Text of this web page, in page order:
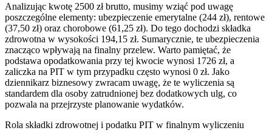
Analizując kwotę 2500 zł brutto, musimy wziąć pod uwagę
poszczególne elementy: ubezpieczenie emerytalne (244 zł), rentowe
(37,50 zł) oraz chorobowe (61,25 zł). Do tego dochodzi składka
zdrowotna w wysokości 194,15 zł. Sumarycznie, te ubezpieczenia
znacząco wpływają na finalny przelew. Warto pamiętać, że
podstawa opodatkowania przy tej kwocie wynosi 1726 zł, a
zaliczka na PIT w tym przypadku często wynosi 0 zł. Jako
dziennikarz biznesowy zwracam uwagę, że te wyliczenia są
standardem dla osoby zatrudnionej bez dodatkowych ulg, co
pozwala na przejrzyste planowanie wydatków.
Rola składki zdrowotnej i podatku PIT w finalnym wyliczeniu